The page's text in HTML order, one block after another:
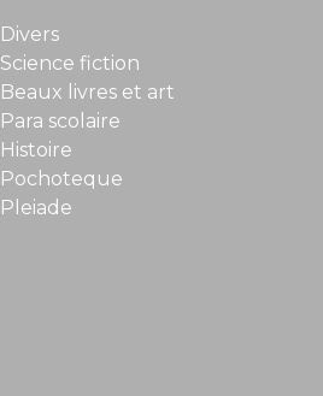
Divers
Science fiction
Beaux livres et art
Para scolaire
Histoire
Pochoteque
Pleiade